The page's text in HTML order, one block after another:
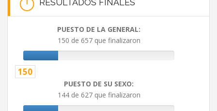
RESULTADOS FINALES
PUESTO DE LA GENERAL:
150 de 657 que finalizaron
150
PUESTO DE SU SEXO:
144 de 627 que finalizaron